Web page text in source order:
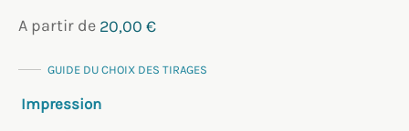
A partir de 20,00 €
GUIDE DU CHOIX DES TIRAGES
Impression